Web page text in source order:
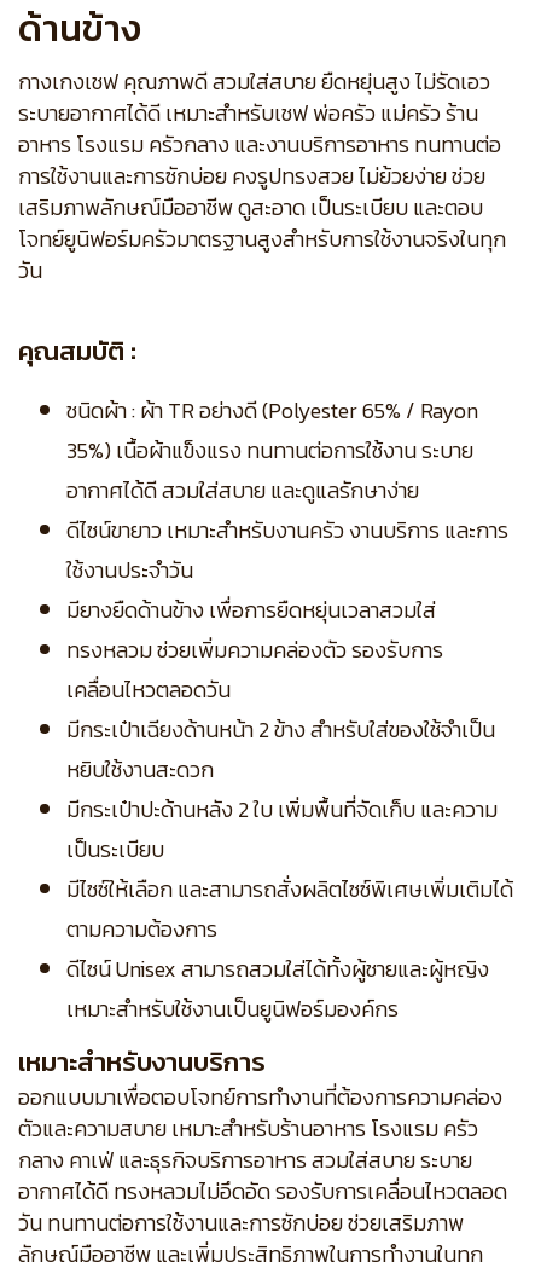
ด้านข้าง
กางเกงเชฟ คุณภาพดี สวมใส่สบาย ยืดหยุ่นสูง ไม่รัดเอว
ระบายอากาศได้ดี เหมาะสำหรับเชฟ พ่อครัว แม่ครัว ร้าน
อาหาร โรงแรม ครัวกลาง และงานบริการอาหาร ทนทานต่อ
การใช้งานและการซักบ่อย คงรูปทรงสวย ไม่ย้วยง่าย ช่วย
เสริมภาพลักษณ์มืออาชีพ ดูสะอาด เป็นระเบียบ และตอบ
โจทย์ยูนิฟอร์มครัวมาตรฐานสูงสำหรับการใช้งานจริงในทุก
วัน
คุณสมบัติ :
ชนิดผ้า : ผ้า TR อย่างดี (Polyester 65% / Rayon
35%) เนื้อผ้าแข็งแรง ทนทานต่อการใช้งาน ระบาย
อากาศได้ดี สวมใส่สบาย และดูแลรักษาง่าย
ดีไซน์ขายาว เหมาะสำหรับงานครัว งานบริการ และการ
ใช้งานประจำวัน
มียางยืดด้านข้าง เพื่อการยืดหยุ่นเวลาสวมใส่
ทรงหลวม ช่วยเพิ่มความคล่องตัว รองรับการ
เคลื่อนไหวตลอดวัน
มีกระเป๋าเฉียงด้านหน้า 2 ข้าง สำหรับใส่ของใช้จำเป็น
หยิบใช้งานสะดวก
มีกระเป๋าปะด้านหลัง 2 ใบ เพิ่มพื้นที่จัดเก็บ และความ
เป็นระเบียบ
มีไซซ์ให้เลือก และสามารถสั่งผลิตไซซ์พิเศษเพิ่มเติมได้
ตามความต้องการ
ดีไซน์ Unisex สามารถสวมใส่ได้ทั้งผู้ชายและผู้หญิง
เหมาะสำหรับใช้งานเป็นยูนิฟอร์มองค์กร
เหมาะสำหรับงานบริการ
ออกแบบมาเพื่อตอบโจทย์การทำงานที่ต้องการความคล่อง
ตัวและความสบาย เหมาะสำหรับร้านอาหาร โรงแรม ครัว
กลาง คาเฟ่ และธุรกิจบริการอาหาร สวมใส่สบาย ระบาย
อากาศได้ดี ทรงหลวมไม่อึดอัด รองรับการเคลื่อนไหวตลอด
วัน ทนทานต่อการใช้งานและการซักบ่อย ช่วยเสริมภาพ
ลักษณ์มืออาชีพ และเพิ่มประสิทธิภาพในการทำงานในทุก